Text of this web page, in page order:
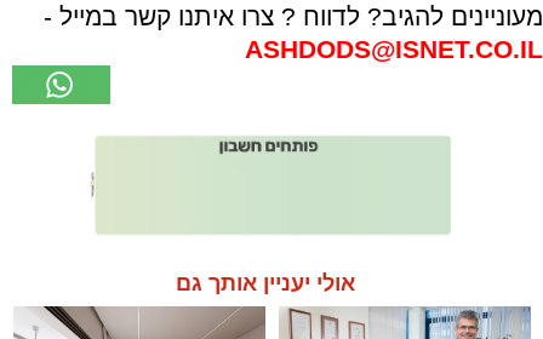
מעוניינים להגיב? לדווח ? צרו איתנו קשר במייל -
ASHDODS@ISNET.CO.IL
אולי יעניין אותך גם